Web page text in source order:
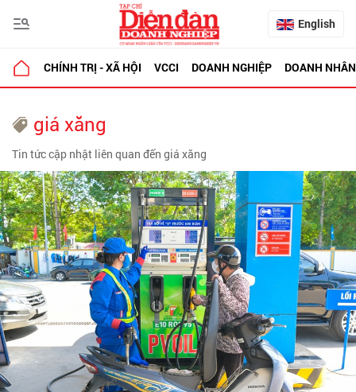
English
CHÍNH TRỊ - XÃ HỘI VCCI DOANH NGHIỆP DOANH NHÂN
giá xăng
Tin tức cập nhật liên quan đến giá xăng